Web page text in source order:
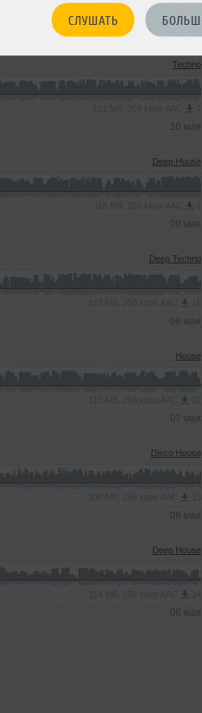
СЛУШАТЬ
Techno
10 мая
Deep House
09 мая
Deep Techno
08 мая
House
07 мая
Disco House
06 мая
Deep House
06 мая